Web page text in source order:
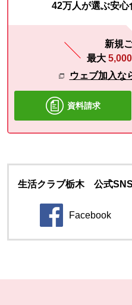
42万人が選ぶ安
新規
最大
ウェブ加入な
資料請求
生活クラブ栃木 公式
Facebook
別のウィン